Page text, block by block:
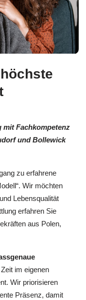
mit Fachkompetenz
und Bollewick
zu erfahrene
Wir möchten
Lebensqualität
erfahren Sie
aus Polen,
im eigenen
Wir priorisieren
Präsenz, damit